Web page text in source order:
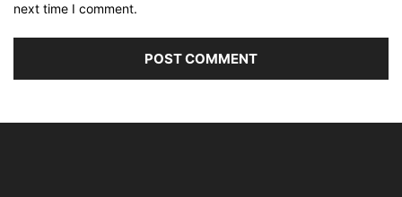
next time I comment.